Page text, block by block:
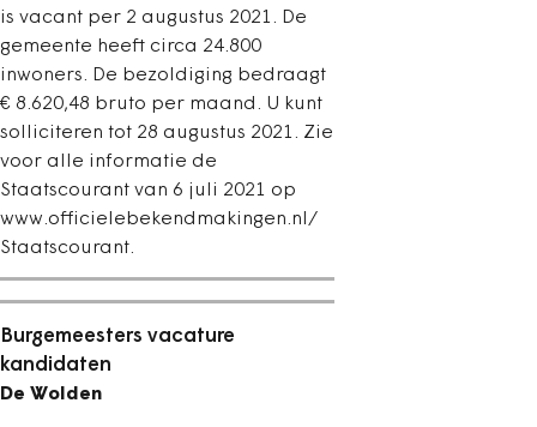
is vacant per 2 augustus 2021. De
gemeente heeft circa 24.800
inwoners. De bezoldiging bedraagt
€ 8.620,48 bruto per maand. U kunt
solliciteren tot 28 augustus 2021. Zie
voor alle informatie de
Staatscourant van 6 juli 2021 op
www.officielebekendmakingen.nl/
Staatscourant.
Burgemeesters vacature
kandidaten
De Wolden